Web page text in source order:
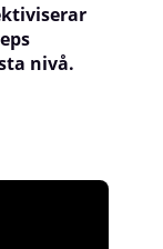
nivå.